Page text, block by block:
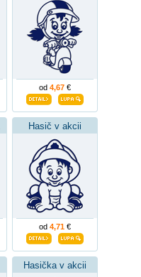
od 4,67 €
Hasič v akcii
od 4,71 €
Hasička v akcii